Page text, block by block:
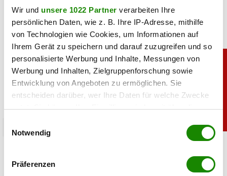
Wir und unsere 1022 Partner verarbeiten Ihre
persönlichen Daten, wie z. B. Ihre IP-Adresse, mithilfe
von Technologien wie Cookies, um Informationen auf
Ihrem Gerät zu speichern und darauf zuzugreifen und so
personalisierte Werbung und Inhalte, Messungen von
Werbung und Inhalten, Zielgruppenforschung sowie
Entwicklung von Angeboten zu ermöglichen. Sie
entscheiden darüber, wer Ihre Daten für welche Zwecke
nutzt. Sie können Ihre Einwilligung jederzeit über die
Trigger Symbol ändern oder widerrufen
Informationen über Ihre geografische Lage
Notwendig
Präferenzen